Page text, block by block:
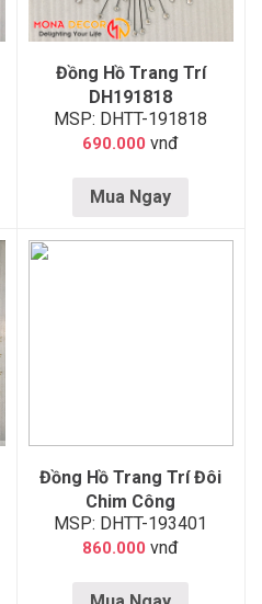
Đồng Hồ Trang Trí
DH191818
MSP: DHTT-191818
690.000 vnđ
Mua Ngay
Đồng Hồ Trang Trí Đôi
Chim Công
MSP: DHTT-193401
860.000 vnđ